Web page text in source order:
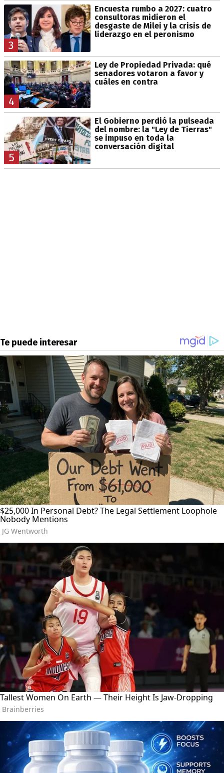
3
Encuesta rumbo a 2027: cuatro
consultoras midieron el
desgaste de Milei y la crisis de
liderazgo en el peronismo
4
Ley de Propiedad Privada: qué
senadores votaron a favor y
cuáles en contra
5
El Gobierno perdió la pulseada
del nombre: la "Ley de Tierras"
se impuso en toda la
conversación digital